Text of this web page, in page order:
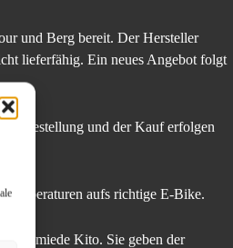
und Berg bereit. Der Hersteller
lieferfähig. Ein neues Angebot folgt
Bestellung und der Kauf erfolgen
aufs richtige E-Bike.
Schmiede Kito. Sie geben der